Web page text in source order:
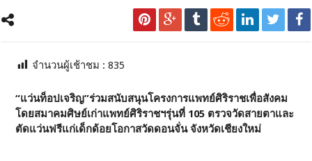
จำนวนผู้เช้าชม :835
“แว่นท็อปเจริญ”ร่วมสนับสนุนโครงการแพทย์ศิริราชเพื่อสังคม
โดยสมาคมศิษย์เก่าแพทย์ศิริราชฯรุ่นที่ 105 ตรวจวัดสายตาและ
ตัดแว่นฟรีแก่เด็กด้อยโอกาสวัดดอนจั่น จังหวัดเชียงใหม่